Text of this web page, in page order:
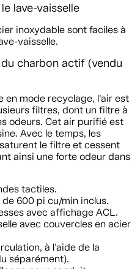
lave-vaisselle
inoxydable sont faciles à
vaisselle.
charbon actif (vendu
en mode recyclage, l'air est
filtres, dont un filtre à
odeurs. Cet air purifié est
Avec le temps, les
le filtre et cessent
ainsi une forte odeur dans
tactiles.
600 pi cu/min inclus.
avec affichage ACL.
avec couvercles en acier
à l'aide de la
séparément).